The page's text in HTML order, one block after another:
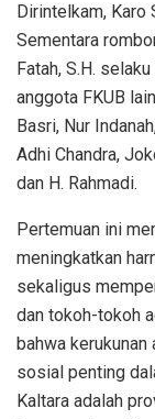
Dirintelkam, Karo
Sementara
Fatah, S.H.
anggota FKUB
Basri, Nur
Adhi Chandra,
dan H. Rahmadi.
Pertemuan ini
meningkatkan
sekaligus
dan tokoh-tokoh
bahwa kerukunan
sosial penting
Kaltara adalah